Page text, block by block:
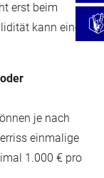
erst beim
kann eine
je nach
einmalige
1.000 € pro